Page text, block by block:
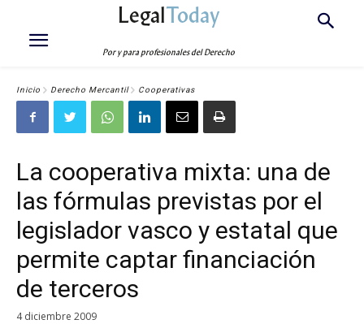
LegalToday
Por y para profesionales del Derecho
Inicio Derecho Mercantil Cooperativas
La cooperativa mixta: una de
las fórmulas previstas por el
legislador vasco y estatal que
permite captar financiación
de terceros
4 diciembre 2009